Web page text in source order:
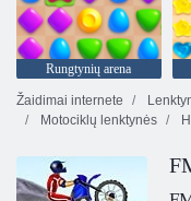
Rungtynių arena
Žaidimai internete
Motociklų lenktynės